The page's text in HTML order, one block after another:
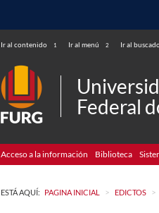
Ir al contenido 1 Ir al menú 2 Ir al
Federal
Acceso a la información Biblioteca
ESTÁ AQUÍ: PAGINA INICIAL > EDICTOS >